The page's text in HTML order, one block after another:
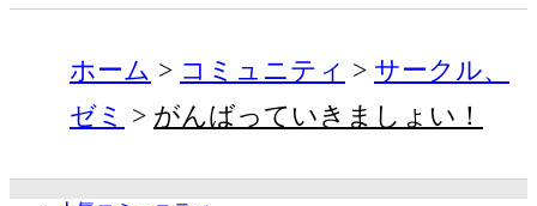
ホーム コミュニティ
サークル、
ゼミ
がんばっていきましょい！